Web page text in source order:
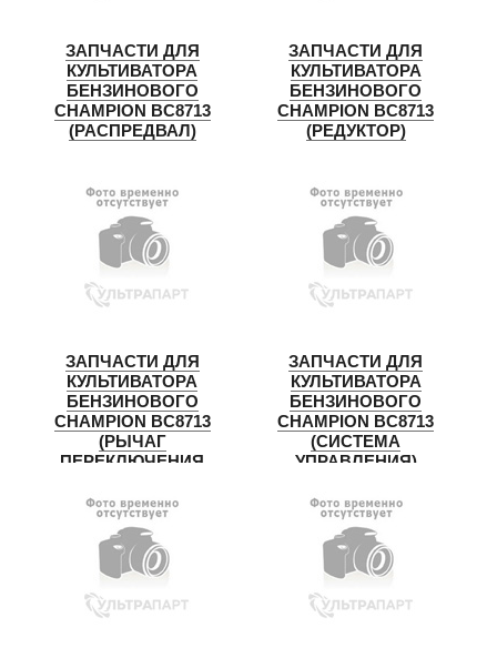
ЗАПЧАСТИ ДЛЯ
КУЛЬТИВАТОРА
БЕНЗИНОВОГО
CHAMPION BC8713
(РАСПРЕДВАЛ)
ЗАПЧАСТИ ДЛЯ
КУЛЬТИВАТОРА
БЕНЗИНОВОГО
CHAMPION BC8713
(РЕДУКТОР)
ЗАПЧАСТИ ДЛЯ
КУЛЬТИВАТОРА
БЕНЗИНОВОГО
CHAMPION BC8713
(РЫЧАГ
ПЕРЕКЛЮЧЕНИЯ
ЗАПЧАСТИ ДЛЯ
КУЛЬТИВАТОРА
БЕНЗИНОВОГО
CHAMPION BC8713
(СИСТЕМА
УПРАВЛЕНИЯ)